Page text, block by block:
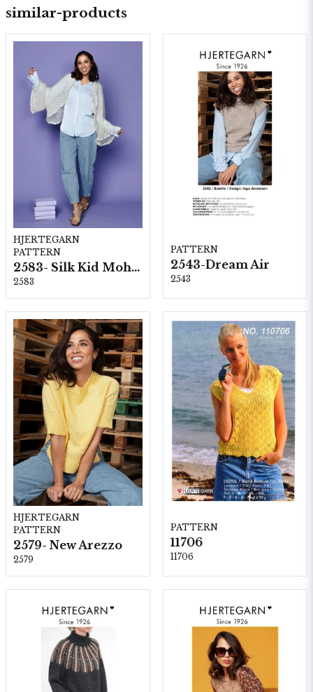
similar-products
HJERTEGARN
PATTERN
2583- Silk Kid Mohair
2583
PATTERN
2543-Dream Air
2543
HJERTEGARN
PATTERN
2579- New Arezzo
2579
PATTERN
11706
11706